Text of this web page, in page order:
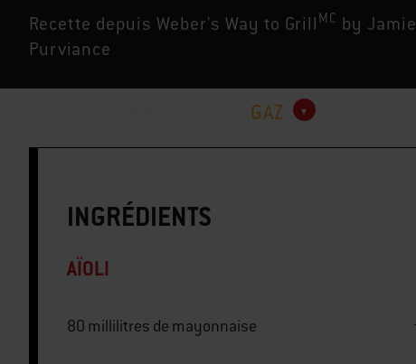
Recette depuis Weber's Way to Grill MC by Jamie
Purviance
GAZ
INGRÉDIENTS
AÏOLI
80 millilitres de mayonnaise